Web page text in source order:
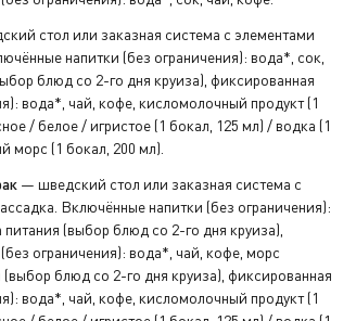
стол или заказная система с элементами
напитки (без ограничения): вода*, сок,
блюд со 2-го дня круиза), фиксированная
вода*, чай, кофе, кисломолочный продукт (1
/ белое / игристое (1 бокал, 125 мл) / водка (1
морс (1 бокал, 200 мл).
— шведский стол или заказная система с
Включённые напитки (без ограничения):
(выбор блюд со 2-го дня круиза),
ограничения): вода*, чай, кофе, морс
блюд со 2-го дня круиза), фиксированная
вода*, чай, кофе, кисломолочный продукт (1